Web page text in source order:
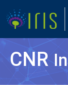
CNR